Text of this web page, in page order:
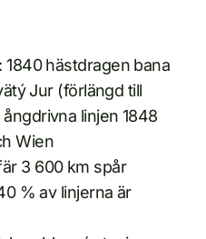
1840 hästdragen bana
Jur (förlängd till
linjen 1848
Wien
3 600 km spår
% av linjerna är